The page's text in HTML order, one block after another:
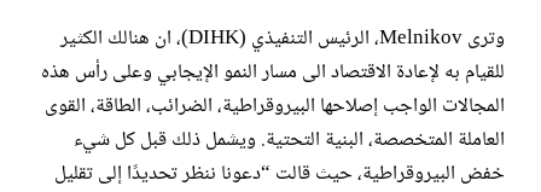
وترى Melnikov، الرئيس التنفيذي (DIHK)، ان هنالك الكثير
للقيام به لإعادة الاقتصاد الى مسار النمو الإيجابي وعلى رأس هذه
المجالات الواجب إصلاحها البيروقراطية، الضرائب، الطاقة، القوى
العاملة المتخصصة، البنية التحتية. ويشمل ذلك قبل كل شيء
خفض البيروقراطية، حيث قالت “دعونا ننظر تحديدًا إلى تقليل